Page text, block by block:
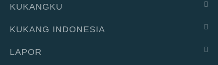
KUKANGKU
KUKANG INDONESIA
LAPOR